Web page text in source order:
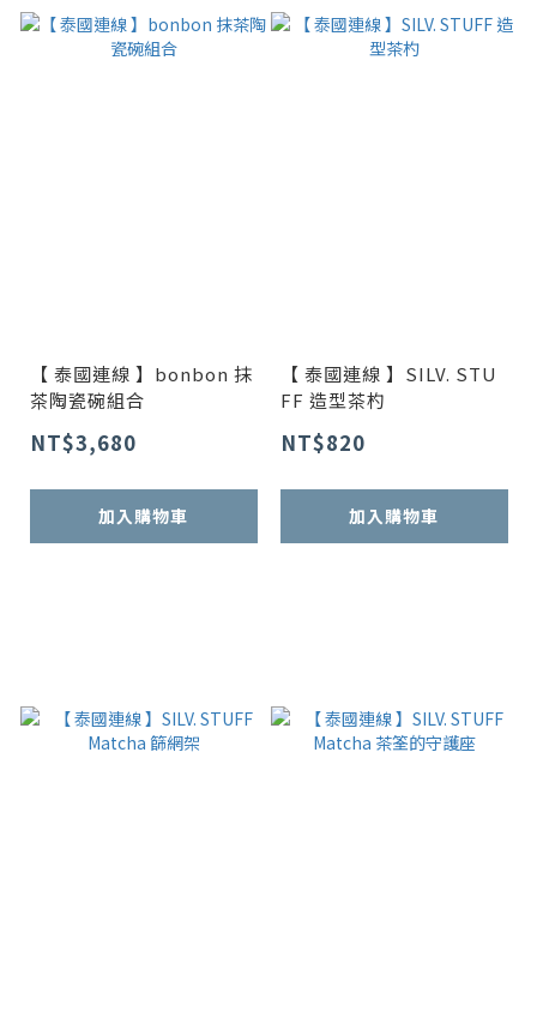
【 泰國連線 】bonbon 抹
茶陶瓷碗組合
NT$3,680
加入購物車
【 泰國連線 】SILV. STU
FF 造型茶杓
NT$820
加入購物車